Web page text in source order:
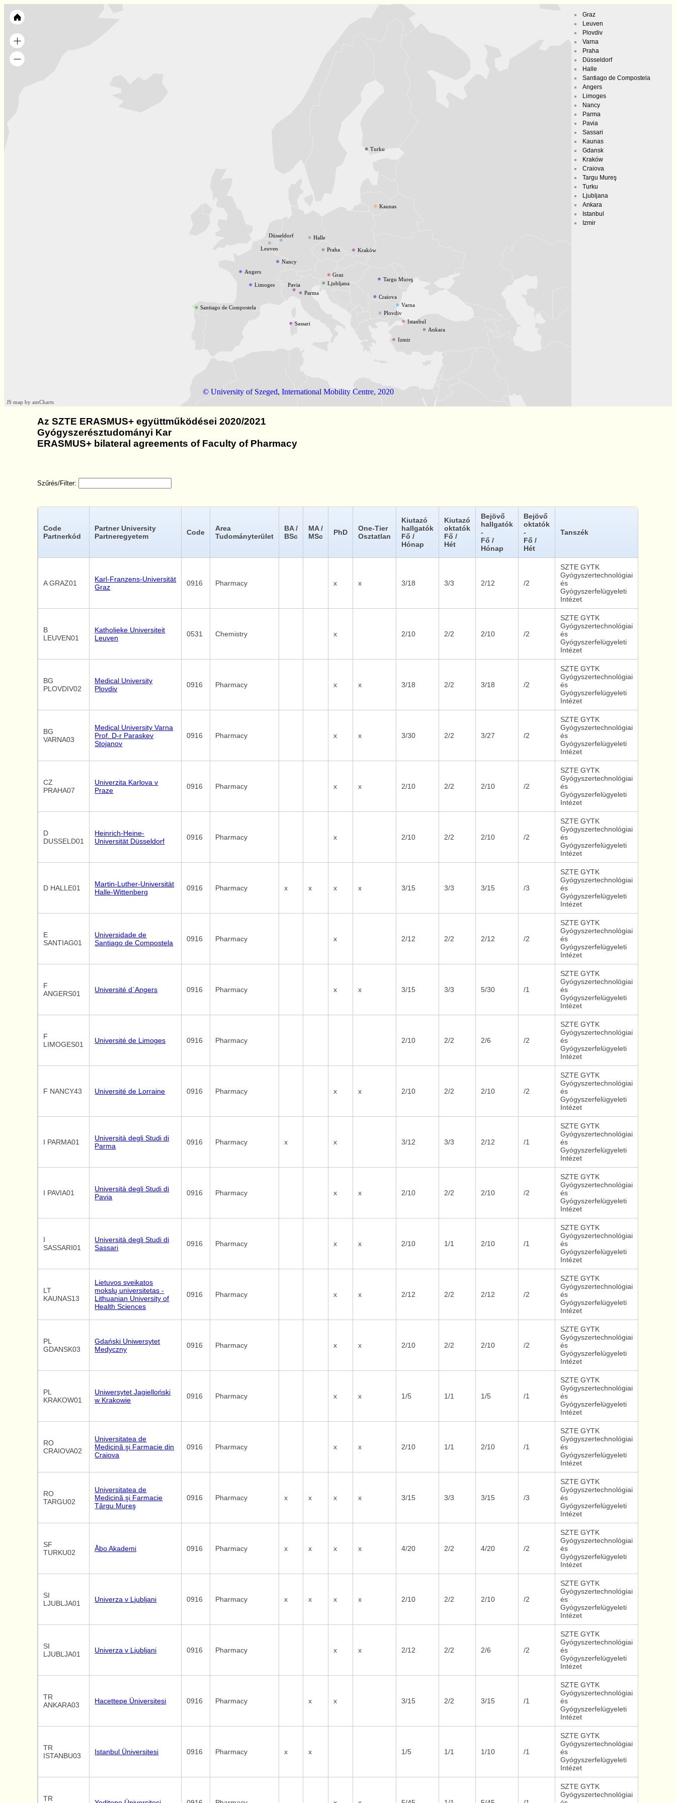
Graz
Leuven
Plovdiv
Varna
Praha
Düsseldorf
Halle
Santiago de Compostela
Angers
Limoges
Nancy
Parma
Pavia
Sassari
Kaunas
Gdansk
Kraków
Craiova
Targu Mureş
Turku
Ljubljana
Ankara
Istanbul
Izmir
Graz
Leuven
Plovdiv
Varna
Praha
Düsseldorf Halle
Santiago de Compostela
Angers
Limoges
Nancy
Parma
Pavia
Sassari
Kaunas
Kraków
Craiova
Targu Mureş
Turku
Ljubljana
Ankara
Istanbul
Izmir
© University of Szeged, International Mobility Centre, 2020
JS map by amCharts
Az SZTE ERASMUS+ együttműködései 2020/2021
Gyógyszerésztudományi Kar
ERASMUS+ bilateral agreements of Faculty of Pharmacy
Szűrés/Filter:
Code
Partnerkód
Partner University
Partneregyetem
Code
Area
Tudományterület
BA /
BSc
MA /
MSc
PhD
One-Tier
Osztatlan
Kiutazó
hallgatók
Fő /
Hónap
Kiutazó
oktatók
Fő /
Hét
Bejövő
hallgatók
-
Fő /
Hónap
Bejövő
oktatók
-
Fő /
Hét
Tanszék
A GRAZ01
Karl-Franzens-Universität
Graz
0916 Pharmacy x x 3/18 3/3 2/12 /2
SZTE GYTK
Gyógyszertechnológiai
és
Gyógyszerfelügyeleti
Intézet
B
LEUVEN01
Katholieke Universiteit
Leuven
0531 Chemistry x 2/10 2/2 2/10 /2
SZTE GYTK
Gyógyszertechnológiai
és
Gyógyszerfelügyeleti
Intézet
BG
PLOVDIV02
Medical University
Plovdiv
0916 Pharmacy x x 3/18 2/2 3/18 /2
SZTE GYTK
Gyógyszertechnológiai
és
Gyógyszerfelügyeleti
Intézet
BG
VARNA03
Medical University Varna
Prof. D-r Paraskev
Stojanov
0916 Pharmacy x x 3/30 2/2 3/27 /2
SZTE GYTK
Gyógyszertechnológiai
és
Gyógyszerfelügyeleti
Intézet
CZ
PRAHA07
Univerzita Karlova v
Praze
0916 Pharmacy x x 2/10 2/2 2/10 /2
SZTE GYTK
Gyógyszertechnológiai
és
Gyógyszerfelügyeleti
Intézet
D
DUSSELD01
Heinrich-Heine-
Universität Düsseldorf
0916 Pharmacy x 2/10 2/2 2/10 /2
SZTE GYTK
Gyógyszertechnológiai
és
Gyógyszerfelügyeleti
Intézet
D HALLE01
Martin-Luther-Universität
Halle-Wittenberg
0916 Pharmacy x x x x 3/15 3/3 3/15 /3
SZTE GYTK
Gyógyszertechnológiai
és
Gyógyszerfelügyeleti
Intézet
E
SANTIAG01
Universidade de
Santiago de Compostela
0916 Pharmacy x 2/12 2/2 2/12 /2
SZTE GYTK
Gyógyszertechnológiai
és
Gyógyszerfelügyeleti
Intézet
F
ANGERS01
Université d`Angers 0916 Pharmacy x x 3/15 3/3 5/30 /1
SZTE GYTK
Gyógyszertechnológiai
és
Gyógyszerfelügyeleti
Intézet
F
LIMOGES01
Université de Limoges 0916 Pharmacy 2/10 2/2 2/6 /2
SZTE GYTK
Gyógyszertechnológiai
és
Gyógyszerfelügyeleti
Intézet
F NANCY43 Université de Lorraine 0916 Pharmacy x x 2/10 2/2 2/10 /2
SZTE GYTK
Gyógyszertechnológiai
és
Gyógyszerfelügyeleti
Intézet
I PARMA01
Università degli Studi di
Parma
0916 Pharmacy x x 3/12 3/3 2/12 /1
SZTE GYTK
Gyógyszertechnológiai
és
Gyógyszerfelügyeleti
Intézet
I PAVIA01
Università degli Studi di
Pavia
0916 Pharmacy x x 2/10 2/2 2/10 /2
SZTE GYTK
Gyógyszertechnológiai
és
Gyógyszerfelügyeleti
Intézet
I
SASSARI01
Università degli Studi di
Sassari
0916 Pharmacy x x 2/10 1/1 2/10 /1
SZTE GYTK
Gyógyszertechnológiai
és
Gyógyszerfelügyeleti
Intézet
LT
KAUNAS13
Lietuvos sveikatos
mokslų universitetas -
Lithuanian University of
Health Sciences
0916 Pharmacy x x 2/12 2/2 2/12 /2
SZTE GYTK
Gyógyszertechnológiai
és
Gyógyszerfelügyeleti
Intézet
PL
GDANSK03
Gdański Uniwersytet
Medyczny
0916 Pharmacy x x 2/10 2/2 2/10 /2
SZTE GYTK
Gyógyszertechnológiai
és
Gyógyszerfelügyeleti
Intézet
PL
KRAKOW01
Uniwersytet Jagielloński
w Krakowie
0916 Pharmacy x x 1/5 1/1 1/5 /1
SZTE GYTK
Gyógyszertechnológiai
és
Gyógyszerfelügyeleti
Intézet
RO
CRAIOVA02
Universitatea de
Medicină şi Farmacie din
Craiova
0916 Pharmacy x x 2/10 1/1 2/10 /1
SZTE GYTK
Gyógyszertechnológiai
és
Gyógyszerfelügyeleti
Intézet
RO
TARGU02
Universitatea de
Medicină şi Farmacie
Târgu Mureş
0916 Pharmacy x x x x 3/15 3/3 3/15 /3
SZTE GYTK
Gyógyszertechnológiai
és
Gyógyszerfelügyeleti
Intézet
SF
TURKU02
Åbo Akademi 0916 Pharmacy x x x x 4/20 2/2 4/20 /2
SZTE GYTK
Gyógyszertechnológiai
és
Gyógyszerfelügyeleti
Intézet
SI
LJUBLJA01
Univerza v Ljubljani 0916 Pharmacy x x x x 2/10 2/2 2/10 /2
SZTE GYTK
Gyógyszertechnológiai
és
Gyógyszerfelügyeleti
Intézet
SI
LJUBLJA01
Univerza v Ljubljani 0916 Pharmacy x x 2/12 2/2 2/6 /2
SZTE GYTK
Gyógyszertechnológiai
és
Gyógyszerfelügyeleti
Intézet
TR
ANKARA03
Hacettepe Üniversitesi 0916 Pharmacy x x 3/15 2/2 3/15 /1
SZTE GYTK
Gyógyszertechnológiai
és
Gyógyszerfelügyeleti
Intézet
TR
ISTANBU03
Istanbul Üniversitesi 0916 Pharmacy x x 1/5 1/1 1/10 /1
SZTE GYTK
Gyógyszertechnológiai
és
Gyógyszerfelügyeleti
Intézet
TR
SZTE GYTK
Gyógyszertechnológiai